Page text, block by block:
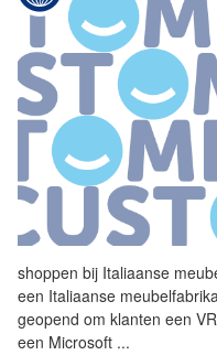
shoppen bij Italiaanse
een Italiaanse
geopend om klanten een VR
een Microsoft ...